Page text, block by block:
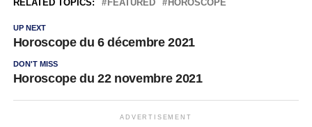
RELATED TOPICS: FEATURED HOROSCOPE
UP NEXT
Horoscope du 6 décembre 2021
DON'T MISS
Horoscope du 22 novembre 2021
ADVERTISEMENT